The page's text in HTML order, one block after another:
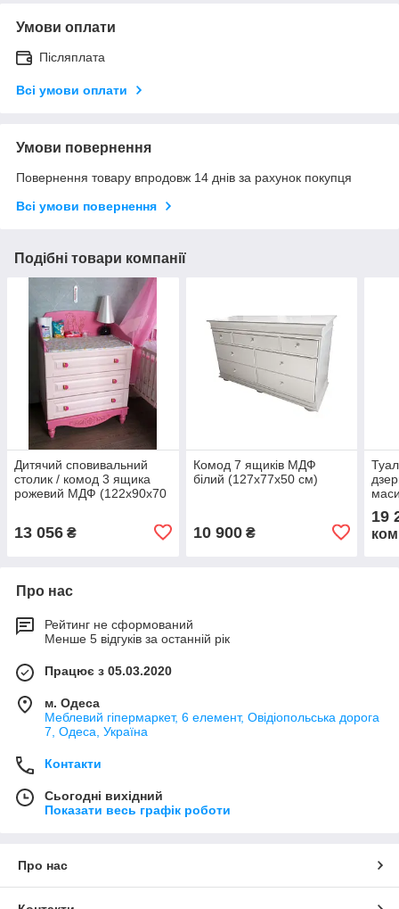
Умови оплати
Післяплата
Всі умови оплати
Умови повернення
Повернення товару впродовж 14 днів за рахунок покупця
Всі умови повернення
Подібні товари компанії
Дитячий сповивальний
столик / комод 3 ящика
рожевий МДФ (122х90х70
13 056 ₴
Комод 7 ящиків МДФ
білий (127х77х50 см)
10 900₴
19
Про нас
Рейтинг не сформований
Менше 5 відгуків за останній рік
Працює з 05.03.2020
м. Одеса
Меблевий гіпермаркет, 6 елемент, Овідіопольська дорога
7, Одеса, Україна
Контакти
Сьогодні вихідний
Показати весь графік роботи
Про нас